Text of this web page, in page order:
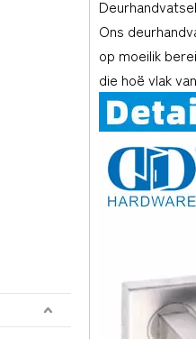
Ons
op moeilik
die hoë vlak